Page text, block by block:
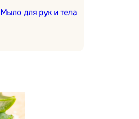
Мыло для рук и тела